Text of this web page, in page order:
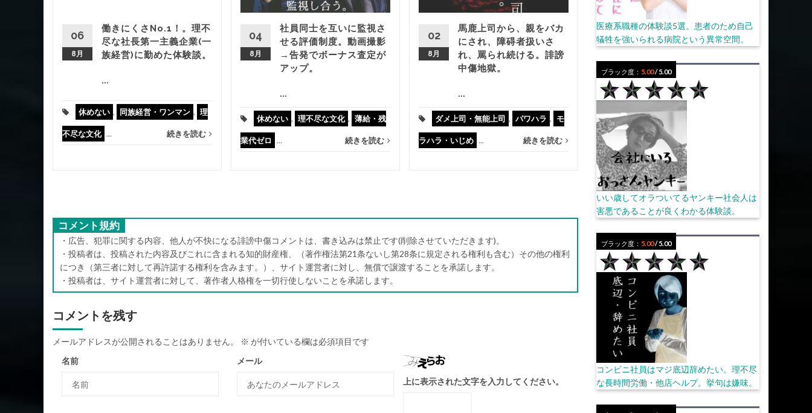
06
8月
働きにくさNo.1！。理不
尽な社長第一主義企業(一
族経営)に勤めた体験談。
...
休めない , 同族経営・ワンマン , 理
不尽な文化 ... 続きを読む
04
8月
社員同士を互いに監視さ
せる評価制度。動画撮影
→告発でボーナス査定が
アップ。
...
休めない , 理不尽な文化 , 薄給・残
業代ゼロ ... 続きを読む
02
8月
馬鹿上司から、親をバカ
にされ、障碍者扱いさ
れ、罵られ続ける。誹謗
中傷地獄。
...
ダメ上司・無能上司 , パワハラ , モ
ラハラ・いじめ ... 続きを読む
...
パワハラ , 休めない , 理不尽な文化
コメント規約
・広告、犯罪に関する内容、他人が不快になる誹謗中傷コメントは、書き込みは禁止です(削除させていただきます)。
・投稿者は、投稿された内容及びこれに含まれる知的財産権、（著作権法第21条ないし第28条に規定される権利も含む）その他の権利
につき（第三者に対して再許諾する権利を含みます。）、サイト運営者に対し、無償で譲渡することを承諾します。
・投稿者は、サイト運営者に対して、著作者人格権を一切行使しないことを承諾します。
コメントを残す
メールアドレスが公開されることはありません。 ※ が付いている欄は必須項目です
名前
メール
上に表示された文字を入力してください。
医療系職種の体験談5選。患者のため自己
犠牲を強いられる病院という異常空間。
ブラック度： 5.00/ 5.00
いい歳してオラついてるヤンキー社会人は
害悪であることが良くわかる体験談。
ブラック度： 5.00/ 5.00
コンビニ社員はマジ底辺辞めたい。理不尽
な長時間労働・他店ヘルプ。挙句は嫌味。